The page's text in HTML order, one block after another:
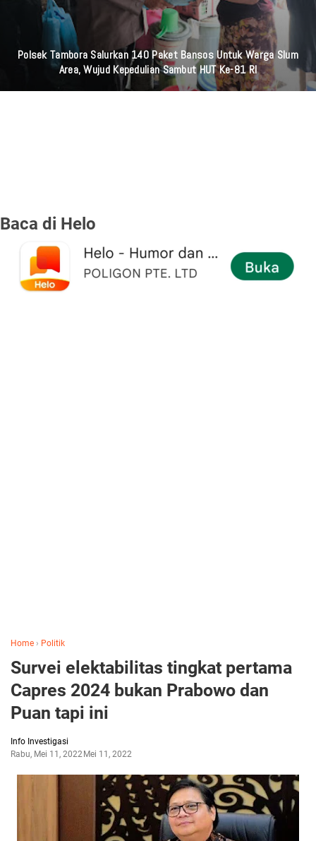
Polsek Tambora Salurkan 140 Paket Bansos Untuk Warga Slum
Area, Wujud Kepedulian Sambut HUT Ke-81 RI
Baca di Helo
Home › Politik
Survei elektabilitas tingkat pertama
Capres 2024 bukan Prabowo dan
Puan tapi ini
Info Investigasi
Rabu, Mei 11, 2022 Mei 11, 2022